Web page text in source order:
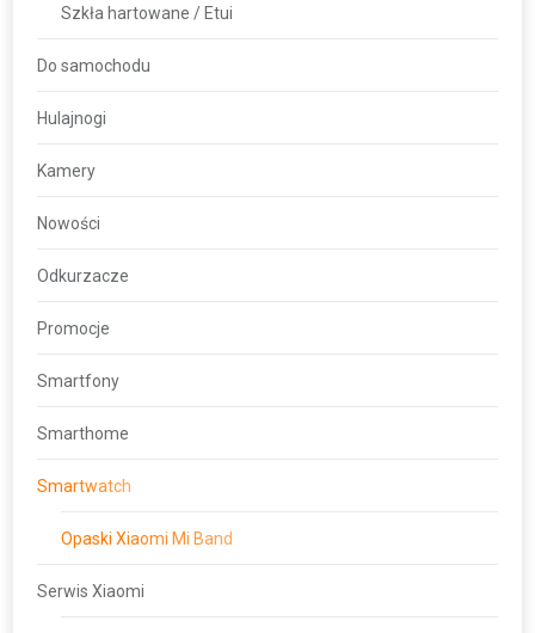
Szkła hartowane / Etui
Do samochodu
Hulajnogi
Kamery
Nowości
Odkurzacze
Promocje
Smartfony
Smarthome
Smartwatch
Opaski Xiaomi Mi Band
Serwis Xiaomi